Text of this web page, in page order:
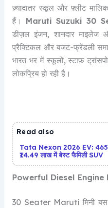
ज़्यादातर स्कूल और फ़्लीट
हैं। Maruti Suzuki 30
डीज़ल इंजन, शानदार
प्रैक्टिकल और बजट-फ्रेंडली
भारत भर में स्कूलों, स्टाफ़
लोकप्रिय हो रही है।
Read also
Tata Nexon 2026 EV:
₹14.49 लाख में बेस्ट फैमिली SUV
Powerful Diesel
30 Seater Maruti मिनी बस